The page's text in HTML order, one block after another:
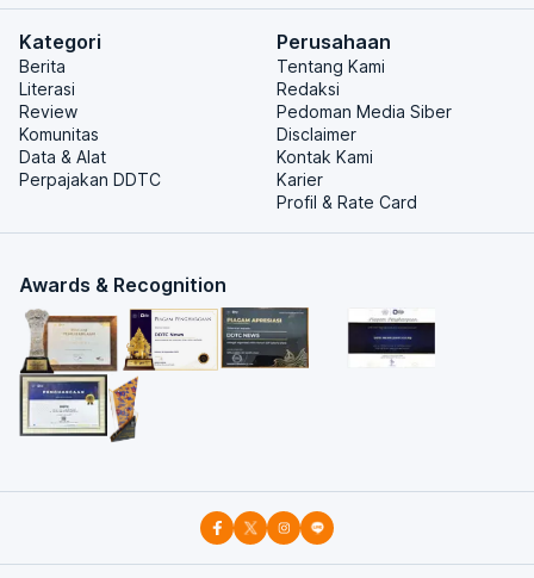
Kategori
Berita
Literasi
Review
Komunitas
Data & Alat
Perpajakan DDTC
Perusahaan
Tentang Kami
Redaksi
Pedoman Media Siber
Disclaimer
Kontak Kami
Karier
Profil & Rate Card
Awards & Recognition